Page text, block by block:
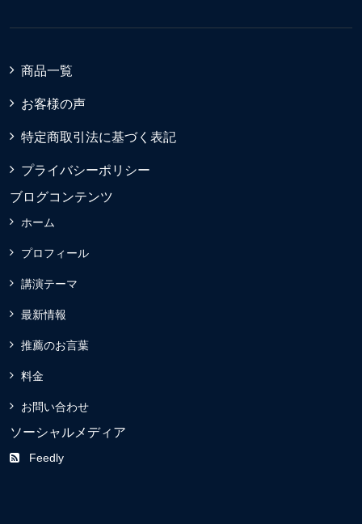
商品一覧
お客様の声
特定商取引法に基づく表記
プライバシーポリシー
ブログコンテンツ
ホーム
プロフィール
講演テーマ
最新情報
推薦のお言葉
料金
お問い合わせ
ソーシャルメディア
Feedly